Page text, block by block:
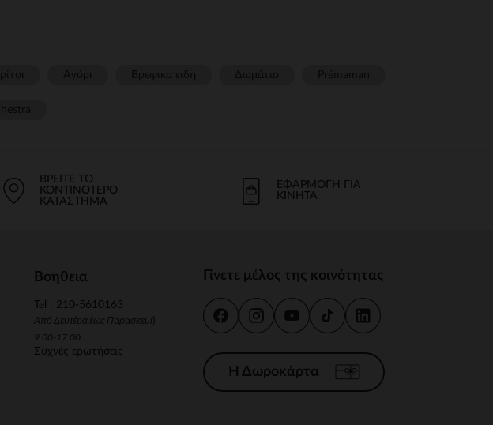
ΒΡΕΊΤΕ ΤΟ
ΚΟΝΤΙΝΌΤΕΡΟ
ΚΑΤΆΣΤΗΜΑ
ΕΦΑΡΜΟΓΉ ΓΙΑ
ΚΙΝΗΤΆ
Βοηθεια
Tel : 210-5610163
Από Δευτέρα έως Παρασκευή
9.00-17.00
Συχνές ερωτήσεις
Γίνετε μέλος της κοινότητας
Η Δωροκάρτα